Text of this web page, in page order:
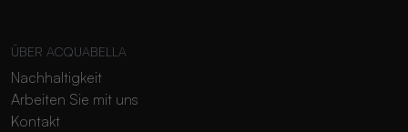
ÜBER ACQUABELLA
Nachhaltigkeit
Arbeiten Sie mit uns
Kontakt